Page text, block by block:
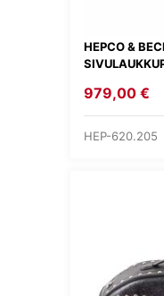
HEPCO &
979,00 €
HEP-620.205